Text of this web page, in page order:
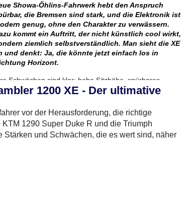
Showa-Öhlins-Fahrwerk hebt den Anspruch
die Bremsen sind stark, und die Elektronik ist
genug, ohne den Charakter zu verwässern.
kommt ein Auftritt, der nicht künstlich cool wirkt,
ziemlich selbstverständlich. Man sieht die XE
und denkt: Ja, die könnte jetzt einfach los in
Horizont.
Schwächen sind klar: hohe Sitzhöhe, spürbares
begrenzter Windschutz, ordentlich Preis und ein
Mängel, sondern Teil des Konzepts. Die XE will
jedem gefallen. Sie will denen gefallen, die genau so
Ding suchen: ein großes, starkes, hochwertiges
Bike mit echtem Geländeanspruch und viel Stil.
1200 XE - Der ultimative
vor der Herausforderung, die richtige
1290 Super Duke R und die Triumph
und Schwächen, die es wert sind, näher